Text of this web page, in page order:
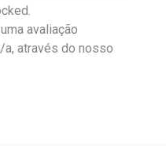
avaliação
através do nosso